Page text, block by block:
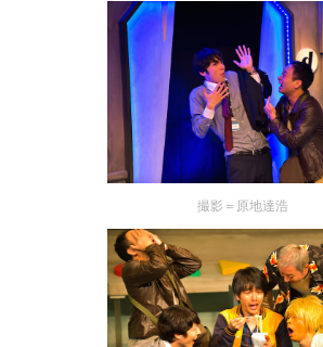
撮影＝原地達浩